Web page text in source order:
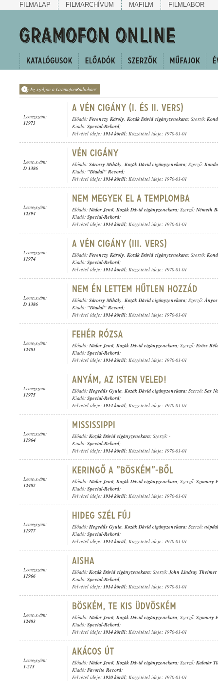
FILMALAP FILMARCHÍVUM MAFILM FILMLABOR
Ez szóljon a GramofonRádióban!
Lemezszám:
11973
Előadó: Ferenczy Károly, Kozák Dávid cigányzenekara; Szerző:
Kiadó: Special-Rekord;
Felvétel ideje: 1914 körül; Közzététel ideje: 1970-01-01
Lemezszám:
D 1386
Előadó: Sárossy Mihály, Kozák Dávid cigányzenekara; Szerző:
Kiadó: "Diadal" Record;
Felvétel ideje: 1914 körül; Közzététel ideje: 1970-01-01
Lemezszám:
12394
Előadó: Nádor Jenő, Kozák Dávid cigányzenekara; Szerző: Németh
Kiadó: Special-Rekord;
Felvétel ideje: 1914 körül; Közzététel ideje: 1970-01-01
Lemezszám:
11974
Előadó: Ferenczy Károly, Kozák Dávid cigányzenekara; Szerző:
Kiadó: Special-Rekord;
Felvétel ideje: 1914 körül; Közzététel ideje: 1970-01-01
Lemezszám:
D 1386
Előadó: Sárossy Mihály, Kozák Dávid cigányzenekara; Szerző:
Kiadó: "Diadal" Record;
Felvétel ideje: 1914 körül; Közzététel ideje: 1970-01-01
Lemezszám:
12401
Előadó: Nádor Jenő, Kozák Dávid cigányzenekara; Szerző: Eröss
Kiadó: Special-Rekord;
Felvétel ideje: 1914 körül; Közzététel ideje: 1970-01-01
Lemezszám:
11975
Előadó: Hegedűs Gyula, Kozák Dávid cigányzenekara; Szerző: Sas
Kiadó: Special-Rekord;
Felvétel ideje: 1914 körül; Közzététel ideje: 1970-01-01
Lemezszám:
11964
Előadó: Kozák Dávid cigányzenekara; Szerző: -
Kiadó: Special-Rekord;
Felvétel ideje: 1914 körül; Közzététel ideje: 1970-01-01
Lemezszám:
12402
Előadó: Nádor Jenő, Kozák Dávid cigányzenekara; Szerző: Szomory
Kiadó: Special-Rekord;
Felvétel ideje: 1914 körül; Közzététel ideje: 1970-01-01
Lemezszám:
11977
Előadó: Hegedűs Gyula, Kozák Dávid cigányzenekara; Szerző: népdal
Kiadó: Special-Rekord;
Felvétel ideje: 1914 körül; Közzététel ideje: 1970-01-01
Lemezszám:
11966
Előadó: Kozák Dávid cigányzenekara; Szerző:John Lindsay Theimer
Kiadó: Special-Rekord;
Felvétel ideje: 1914 körül; Közzététel ideje: 1970-01-01
Lemezszám:
12403
Előadó: Nádor Jenő, Kozák Dávid cigányzenekara; Szerző: Szomory
Kiadó: Special-Rekord;
Felvétel ideje: 1914 körül; Közzététel ideje: 1970-01-01
Lemezszám:
1-213
Előadó: Nádor Jenő, Kozák Dávid cigányzenekara; Szerző: Kalmár
Kiadó: Favorite Record;
Felvétel ideje: 1920 körül; Közzététel ideje: 1970-01-01